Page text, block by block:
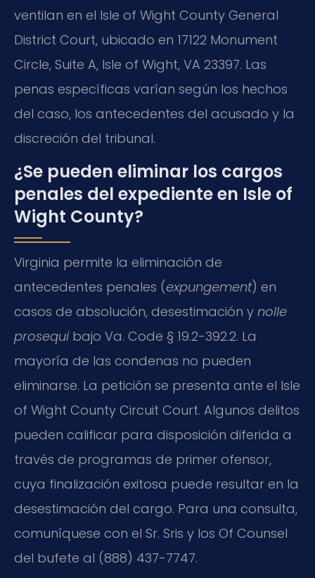
ventilan en el Isle of Wight County General
District Court, ubicado en 17122 Monument
Circle, Suite A, Isle of Wight, VA 23397. Las
penas específicas varían según los hechos
del caso, los antecedentes del acusado y la
discreción del tribunal.
¿Se pueden eliminar los cargos
penales del expediente en Isle of
Wight County?
Virginia permite la eliminación de
antecedentes penales (expungement) en
casos de absolución, desestimación y nolle
prosequibajo Va. Code § 19.2-392.2. La
mayoría de las condenas no pueden
eliminarse. La petición se presenta ante el Isle
of Wight County Circuit Court. Algunos delitos
pueden calificar para disposición diferida a
través de programas de primer ofensor,
cuya finalización exitosa puede resultar en la
desestimación del cargo. Para una consulta,
comuníquese con el Sr. Sris y los Of Counsel
del bufete al (888) 437-7747.